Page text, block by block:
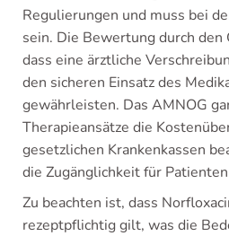
Regulierungen und muss bei
sein. Die Bewertung durch
dass eine ärztliche
den sicheren Einsatz des
gewährleisten. Das AMNOG
Therapieansätze die
gesetzlichen Krankenkassen
die Zugänglichkeit für
Zu beachten ist, dass
rezeptpflichtig gilt, was die